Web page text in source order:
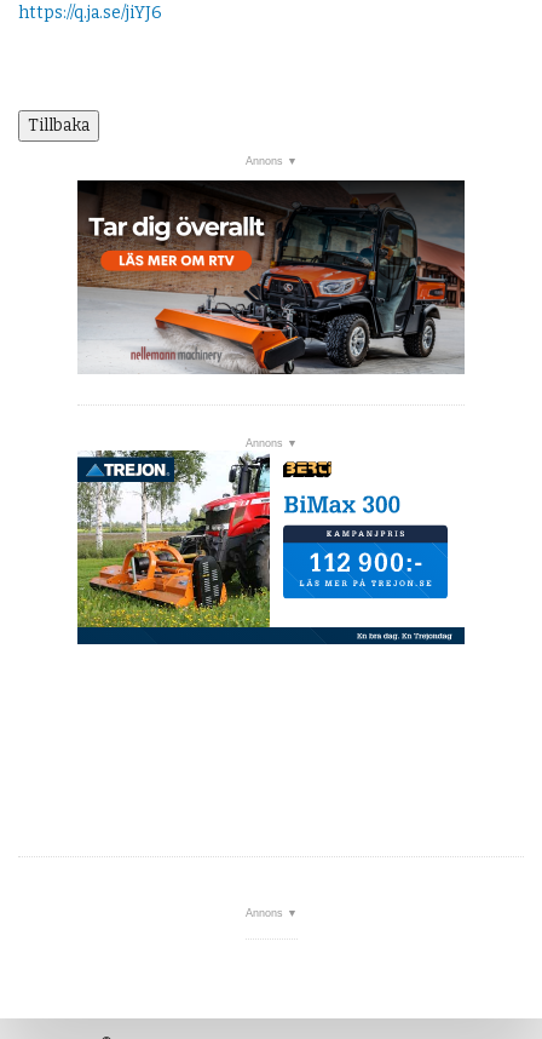
https://q.ja.se/jiYJ6
Tillbaka